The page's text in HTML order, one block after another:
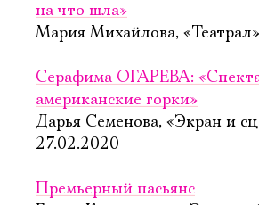
на что шла»
Мария Михайлова,
Серафима ОГАРЕВА:
американские горки»
Дарья Семенова, «Экран и
27.02.2020
Премьерный пасьянс